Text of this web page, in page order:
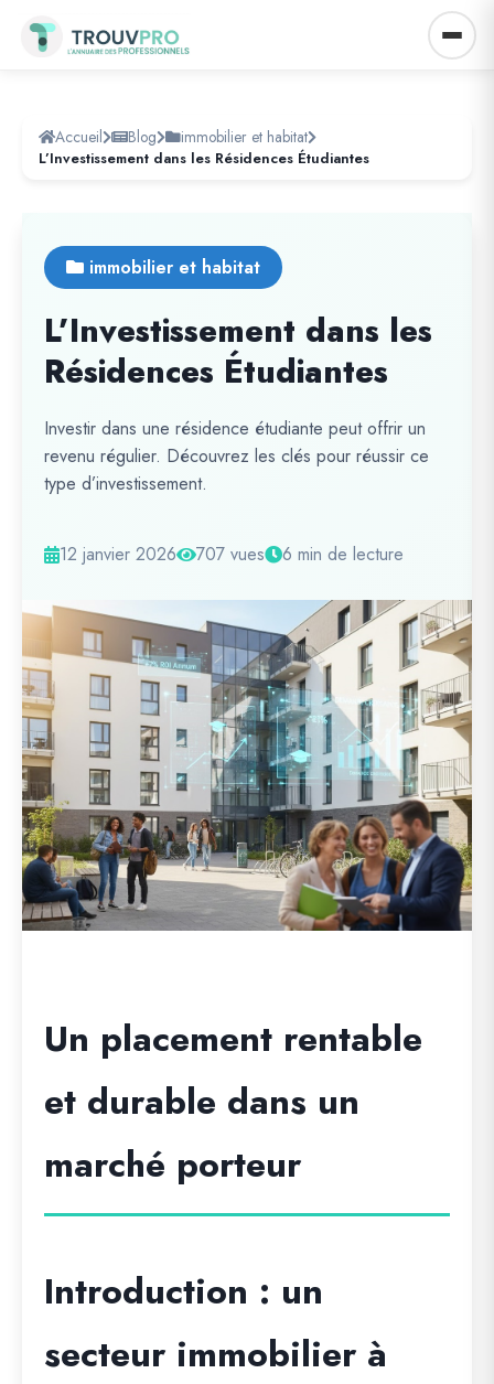
Accueil Blog immobilier et habitat
L’Investissement dans les Résidences Étudiantes
immobilier et habitat
L’Investissement dans les
Résidences Étudiantes
Investir dans une résidence étudiante peut offrir un
revenu régulier. Découvrez les clés pour réussir ce
type d’investissement.
12 janvier 2026 707 vues 6 min de lecture
Un placement rentable
et durable dans un
marché porteur
Introduction : un
secteur immobilier à